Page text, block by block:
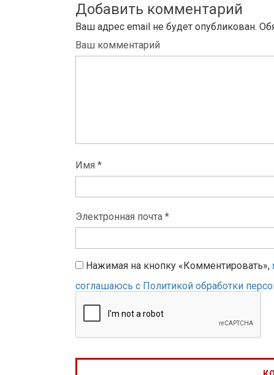
Добавить комментарий
Ваш адрес email не будет опубликован.
Ваш комментарий
Имя *
Электронная почта *
Нажимая на кнопку «Комментировать»,
соглашаюсь с Политикой обработки